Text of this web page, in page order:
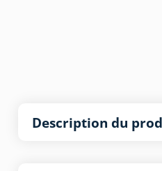
Description du